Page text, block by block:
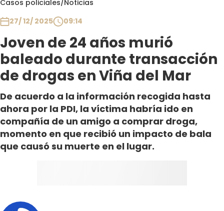
Casos policiales/Noticias
27/ 12/ 2025
09:14
Joven de 24 años murió
baleado durante transacción
de drogas en Viña del Mar
De acuerdo a la información recogida hasta
ahora por la PDI, la víctima habría ido en
compañía de un amigo a comprar droga,
momento en que recibió un impacto de bala
que causó su muerte en el lugar.
Club De La Comedia
Contigo en Directo
Plan Perfecto
El Tiempo
Sabingo
Todos Los Programas